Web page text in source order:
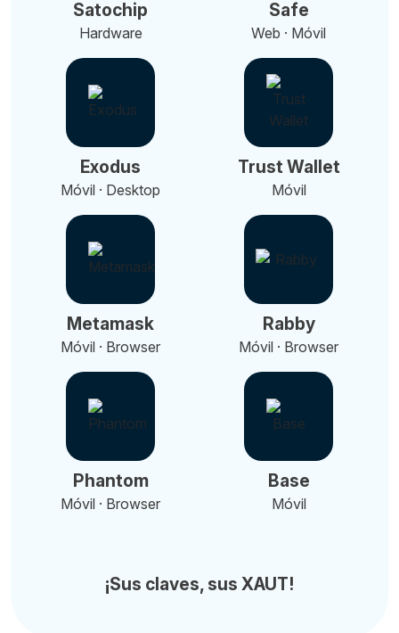
Satochip
Hardware
Safe
Web · Móvil
Exodus
Móvil · Desktop
Trust Wallet
Móvil
Metamask
Móvil · Browser
Rabby
Móvil · Browser
Phantom
Móvil · Browser
Base
Móvil
¡Sus claves, sus XAUT!